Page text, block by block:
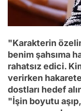
"Karakterin
benim şahsıma
rahatsız edici.
verirken
dostları hedef
"İşin boyutu